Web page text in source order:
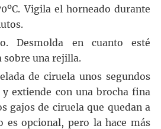
Vigila el horneado durante
Desmolda en cuanto esté
sobre una rejilla.
de ciruela unos segundos
extiende con una brocha fina
gajos de ciruela que quedan a
es opcional, pero la hace más